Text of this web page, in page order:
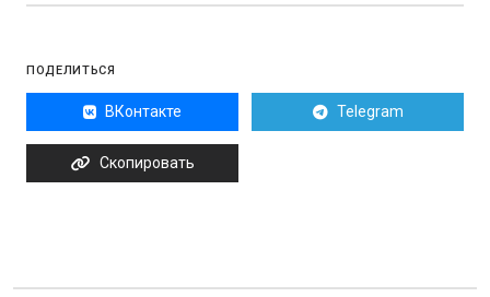
ПОДЕЛИТЬСЯ
ВКонтакте Telegram
Скопировать